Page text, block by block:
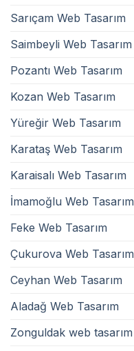
Sarıçam Web Tasarım
Saimbeyli Web Tasarım
Pozantı Web Tasarım
Kozan Web Tasarım
Yüreğir Web Tasarım
Karataş Web Tasarım
Karaisalı Web Tasarım
İmamoğlu Web Tasarım
Feke Web Tasarım
Çukurova Web Tasarım
Ceyhan Web Tasarım
Aladağ Web Tasarım
Zonguldak web tasarım